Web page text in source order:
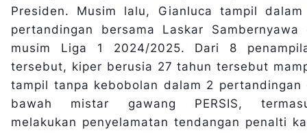
Presiden. Musim lalu, Gianluca tampil
pertandingan bersama Laskar Sambernyawa
musim Liga 1 2024/2025. Dari 8
tersebut, kiper berusia 27 tahun tersebut
tampil tanpa kebobolan dalam 2 pertandingan
bawah mistar gawang PERSIS,
melakukan penyelamatan tendangan penalti